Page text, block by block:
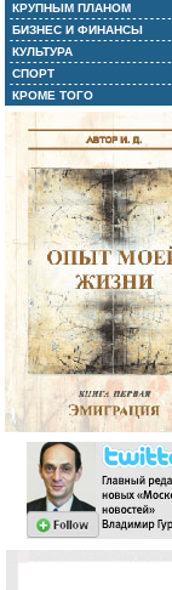
КРУПНЫМ ПЛАНОМ
БИЗНЕС И ФИНАНСЫ
КУЛЬТУРА
СПОРТ
КРОМЕ ТОГО